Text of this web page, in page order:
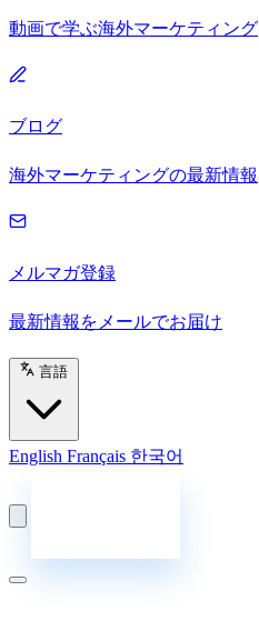
動画で学ぶ海外マーケティング
ブログ
海外マーケティングの最新情報
メルマガ登録
最新情報をメールでお届け
言語
English Français 한국어